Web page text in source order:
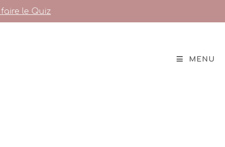
le Quiz
MENU